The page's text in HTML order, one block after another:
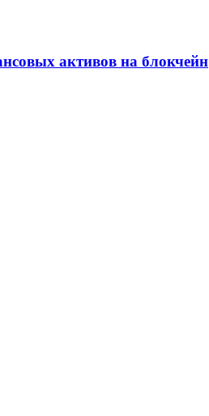
активов на блокчейн